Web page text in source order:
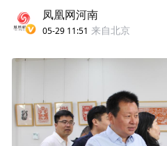
凤凰网河南
05-29 11:51 来自北京